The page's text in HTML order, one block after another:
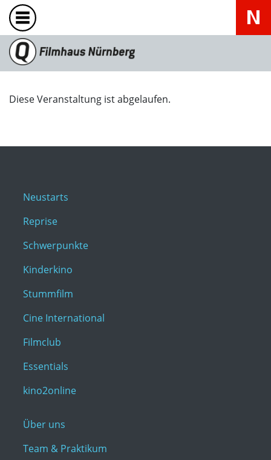
Diese Veranstaltung ist abgelaufen.
Neustarts
Reprise
Schwerpunkte
Kinderkino
Stummfilm
Cine International
Filmclub
Essentials
kino2online
Über uns
Team & Praktikum